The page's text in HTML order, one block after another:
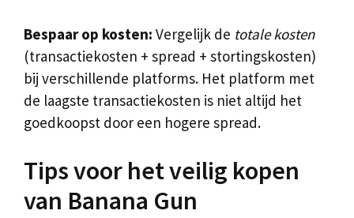
Bespaar op kosten: Vergelijk de totale kosten
(transactiekosten + spread + stortingskosten)
bij verschillende platforms. Het platform met
de laagste transactiekosten is niet altijd het
goedkoopst door een hogere spread.
Tips voor het veilig kopen
van Banana Gun